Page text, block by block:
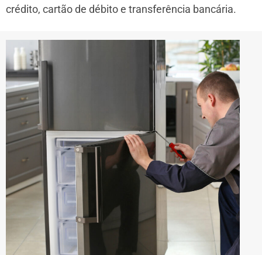
crédito, cartão de débito e transferência bancária.